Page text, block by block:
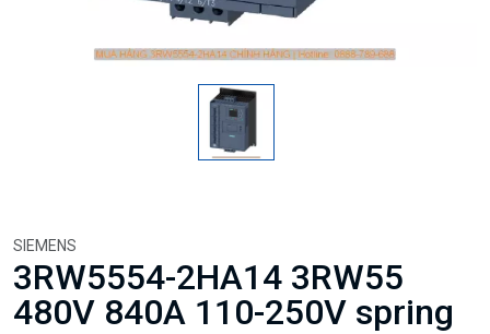
SIEMENS
3RW5554-2HA14 3RW55
480V 840A 110-250V spring